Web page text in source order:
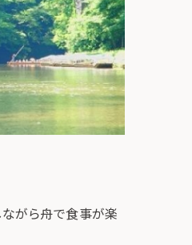
がら舟で食事が楽